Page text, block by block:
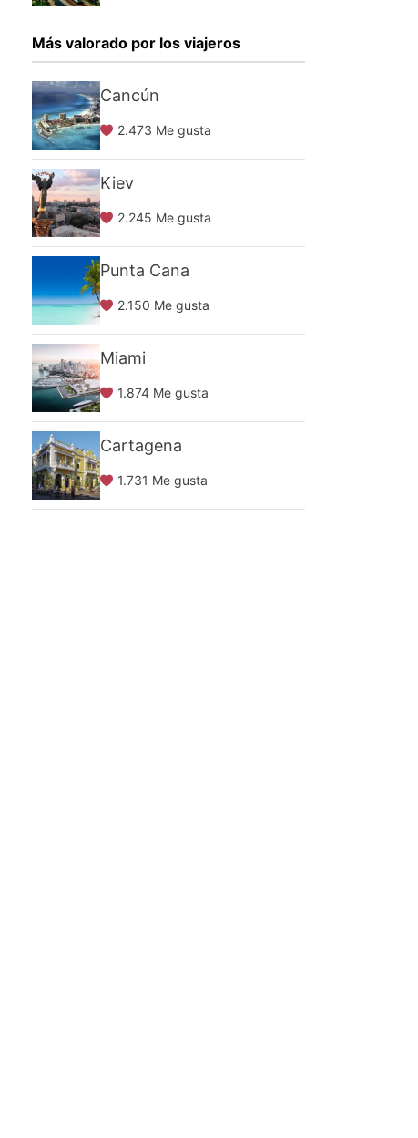
Más valorado por los viajeros
Cancún
2.473 Me gusta
Kiev
2.245 Me gusta
Punta Cana
2.150 Me gusta
Miami
1.874 Me gusta
Cartagena
1.731 Me gusta